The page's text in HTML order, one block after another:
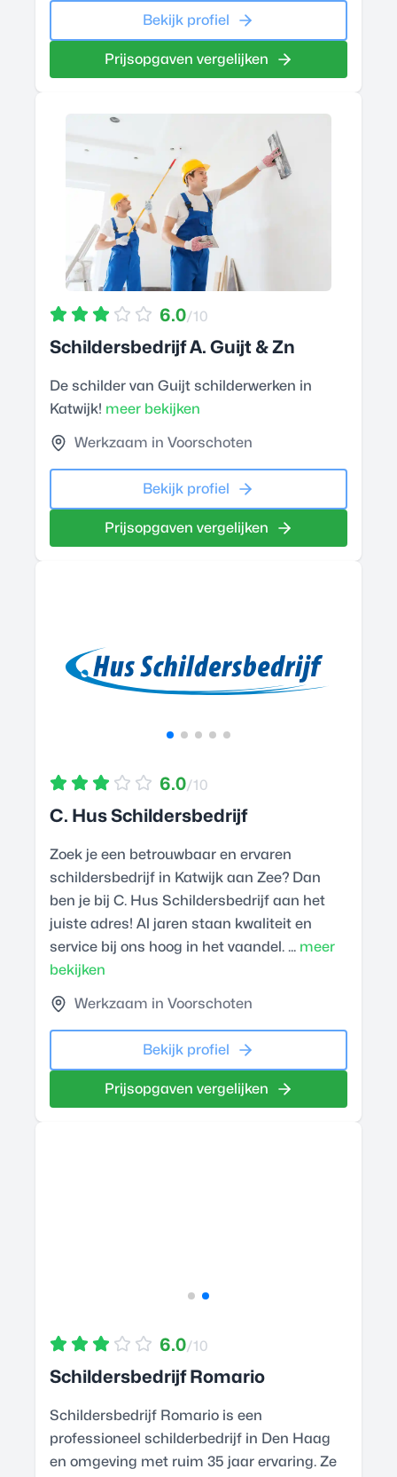
Bekijk profiel
Prijsopgaven vergelijken
6.0/10
Schildersbedrijf A. Guijt & Zn
De schilder van Guijt schilderwerken in
Katwijk! meer bekijken
Werkzaam in Voorschoten
Bekijk profiel
Prijsopgaven vergelijken
6.0/10
C. Hus Schildersbedrijf
Zoek je een betrouwbaar en ervaren
schildersbedrijf in Katwijk aan Zee? Dan
ben je bij C. Hus Schildersbedrijf aan het
juiste adres! Al jaren staan kwaliteit en
service bij ons hoog in het vaandel. ... meer
bekijken
Werkzaam in Voorschoten
Bekijk profiel
Prijsopgaven vergelijken
6.0/10
Schildersbedrijf Romario
Schildersbedrijf Romario is een
professioneel schilderbedrijf in Den Haag
en omgeving met ruim 35 jaar ervaring. Ze